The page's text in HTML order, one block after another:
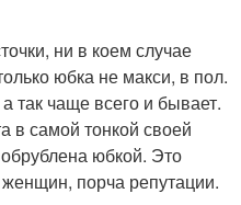
ни в коем случае
юбка не макси, в пол.
так чаще всего и бывает.
в самой тонкой своей
юбкой. Это
порча репутации.